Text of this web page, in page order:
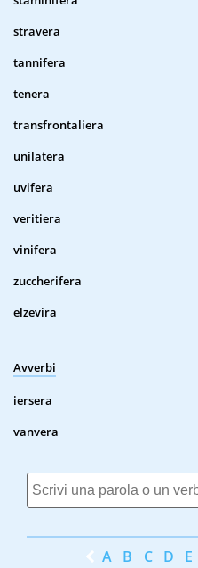
stravera
tannifera
tenera
transfrontaliera
unilatera
uvifera
veritiera
vinifera
zuccherifera
elzevira
Avverbi
iersera
vanvera
A B C D E